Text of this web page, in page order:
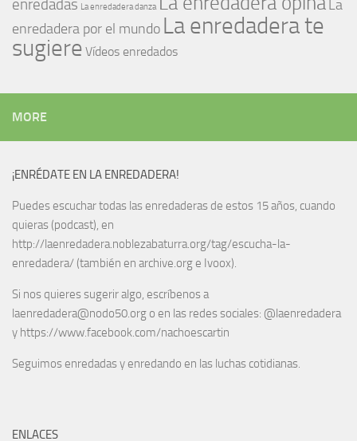
enredadas La enredadera danza
La
enredadera por el mundo La enredadera te
sugiere Vídeos enredados
MORE
¡ENRÉDATE EN LA ENREDADERA!
Puedes escuchar todas las enredaderas de estos 15 años, cuando
quieras (podcast), en
http://laenredadera.noblezabaturra.org/tag/escucha-la-
enredadera/ (también en archive.org e Ivoox).
Si nos quieres sugerir algo, escríbenos a
laenredadera@nodo50.org o en las redes sociales: @laenredadera
y https://www.facebook.com/nachoescartin
Seguimos enredadas y enredando en las luchas cotidianas.
ENLACES